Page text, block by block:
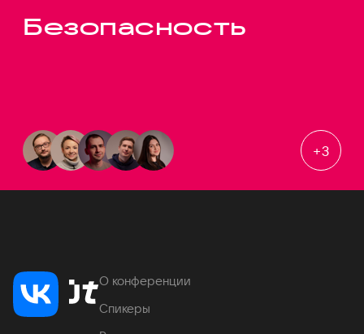
Безопасность
+3
О конференции
Спикеры